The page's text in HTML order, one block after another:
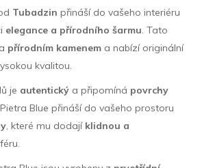
Tubadzin přináší do vašeho interiéru
elegance a přírodního šarmu. Tato
přírodním kamenem a nabízí originální
kvalitou.
je autentický a připomíná povrchy
Blue přináší do vašeho prostoru
, které mu dodají klidnou a